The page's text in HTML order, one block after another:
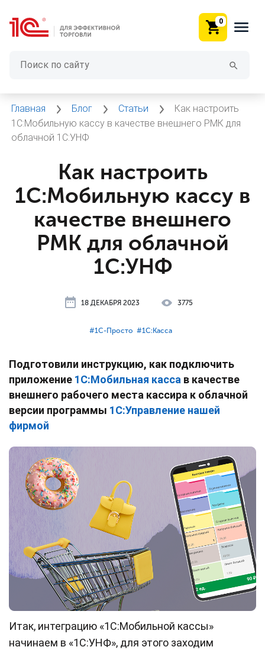
0
Главная Блог Статьи
Как настроить
1С:Мобильную кассу в качестве внешнего РМК для
облачной 1С:УНФ
Как настроить
1С:Мобильную кассу в
качестве внешнего
РМК для облачной
1С:УНФ
18 ДЕКАБРЯ 2023 3775
#⁣1С-Просто #⁣1С:Касса
Подготовили инструкцию, как подключить
приложение 1С:Мобильная касса в качестве
внешнего рабочего места кассира к облачной
версии программы 1С:Управление нашей
фирмой
Итак, интеграцию «1С:Мобильной кассы»
начинаем в «1С:УНФ», для этого заходим